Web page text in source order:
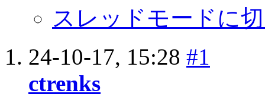
スレッドモードに
24-10-17, 15:28 #1
ctrenks